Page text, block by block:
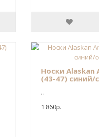
Носки Alaskan
(43-47) синий/
..
1 860р.